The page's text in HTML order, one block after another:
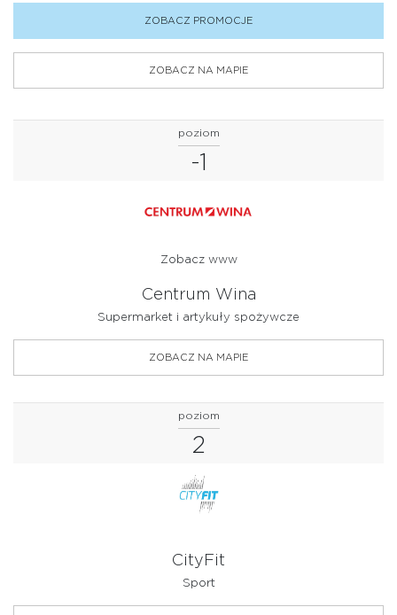
WYPOSAŻENIE WNĘTRZ
ZDROWIE I URODA
ZOBACZ PROMOCJE
ZOBACZ NA MAPIE
poziom
-1
Zobacz www
Centrum Wina
Supermarket i artykuły spożywcze
ZOBACZ NA MAPIE
poziom
2
CityFit
Sport